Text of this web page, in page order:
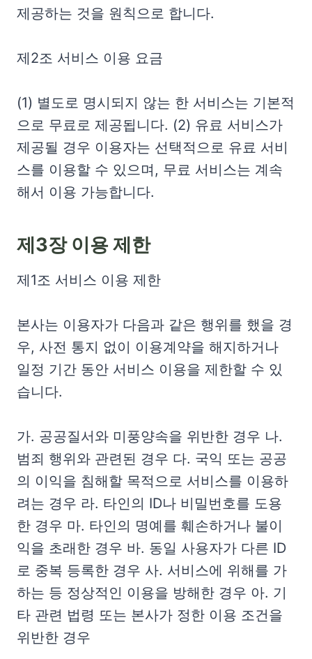
제공하는 것을 원칙으로 합니다.
제2조 서비스 이용 요금
(1) 별도로 명시되지 않는 한 서비스는 기본적
으로 무료로 제공됩니다. (2) 유료 서비스가
제공될 경우 이용자는 선택적으로 유료 서비
스를 이용할 수 있으며, 무료 서비스는 계속
해서 이용 가능합니다.
제3장 이용 제한
제1조 서비스 이용 제한
본사는 이용자가 다음과 같은 행위를 했을 경
우, 사전 통지 없이 이용계약을 해지하거나
일정 기간 동안 서비스 이용을 제한할 수 있
습니다.
가. 공공질서와 미풍양속을 위반한 경우 나.
범죄 행위와 관련된 경우 다. 국익 또는 공공
의 이익을 침해할 목적으로 서비스를 이용하
려는 경우 라. 타인의 ID나 비밀번호를 도용
한 경우 마. 타인의 명예를 훼손하거나 불이
익을 초래한 경우 바. 동일 사용자가 다른 ID
로 중복 등록한 경우 사. 서비스에 위해를 가
하는 등 정상적인 이용을 방해한 경우 아. 기
타 관련 법령 또는 본사가 정한 이용 조건을
위반한 경우